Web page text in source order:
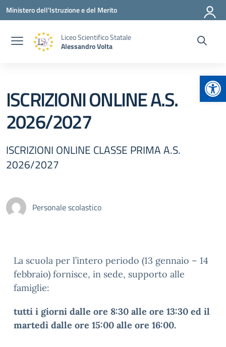
Vai ai contenuti
Vai al menu di navigazione
Vai al footer
Ministero dell'Istruzione e del Merito
Liceo Scientifico Statale
Alessandro Volta
ISCRIZIONI ONLINE A.S.
2026/2027
ISCRIZIONI ONLINE CLASSE PRIMA A.S.
2026/2027
Personale scolastico
La scuola per l’intero periodo (13 gennaio – 14
febbraio) fornisce, in sede, supporto alle
famiglie:
tutti i giorni dalle ore 8:30 alle ore 13:30 ed il
martedì dalle ore 15:00 alle ore 16:00.